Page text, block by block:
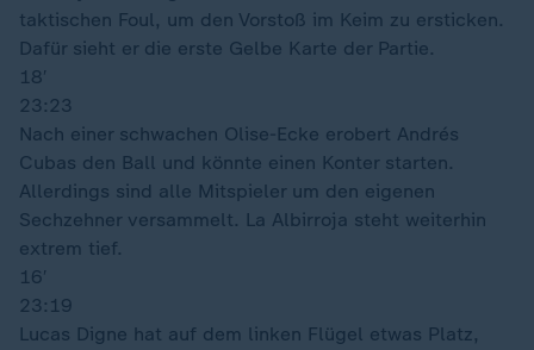
taktischen Foul, um den Vorstoß im Keim zu ersticken.
Dafür sieht er die erste Gelbe Karte der Partie.
18′
23:23
Nach einer schwachen Olise-Ecke erobert Andrés
Cubas den Ball und könnte einen Konter starten.
Allerdings sind alle Mitspieler um den eigenen
Sechzehner versammelt. La Albirroja steht weiterhin
extrem tief.
16′
23:19
Lucas Digne hat auf dem linken Flügel etwas Platz,